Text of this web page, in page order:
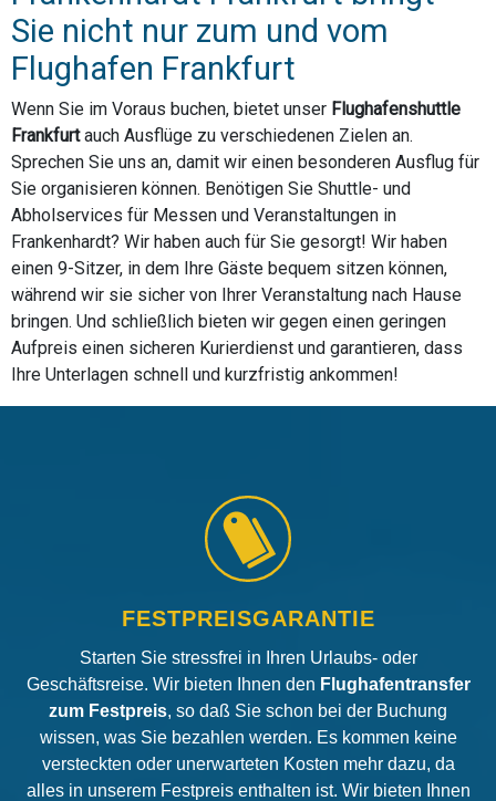
Sie nicht nur zum und vom
Flughafen Frankfurt
Wenn Sie im Voraus buchen, bietet unser Flughafenshuttle
Frankfurtauch Ausflüge zu verschiedenen Zielen an.
Sprechen Sie uns an, damit wir einen besonderen Ausflug für
Sie organisieren können. Benötigen Sie Shuttle- und
Abholservices für Messen und Veranstaltungen in
Frankenhardt? Wir haben auch für Sie gesorgt! Wir haben
einen 9-Sitzer, in dem Ihre Gäste bequem sitzen können,
während wir sie sicher von Ihrer Veranstaltung nach Hause
bringen. Und schließlich bieten wir gegen einen geringen
Aufpreis einen sicheren Kurierdienst und garantieren, dass
Ihre Unterlagen schnell und kurzfristig ankommen!
FESTPREISGARANTIE
Starten Sie stressfrei in Ihren Urlaubs- oder
Geschäftsreise. Wir bieten Ihnen den Flughafentransfer
zum Festpreis, so daß Sie schon bei der Buchung
wissen, was Sie bezahlen werden. Es kommen keine
versteckten oder unerwarteten Kosten mehr dazu, da
alles in unserem Festpreis enthalten ist. Wir bieten Ihnen